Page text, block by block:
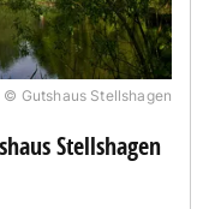
© Gutshaus Stellshagen
Stellshagen